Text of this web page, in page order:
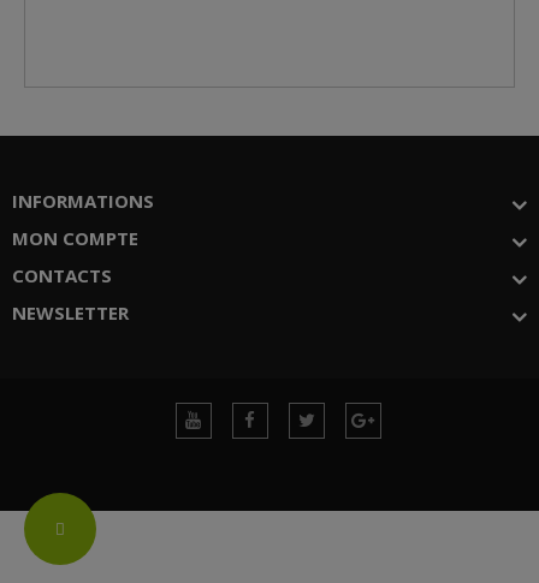
Change
INFORMATIONS
MON COMPTE
CONTACTS
NEWSLETTER